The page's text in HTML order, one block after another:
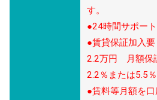
す。
●24時間サポー
●賃貸保証加入
2.2万円 月額保
2.2％または5.5％
●賃料等月額を